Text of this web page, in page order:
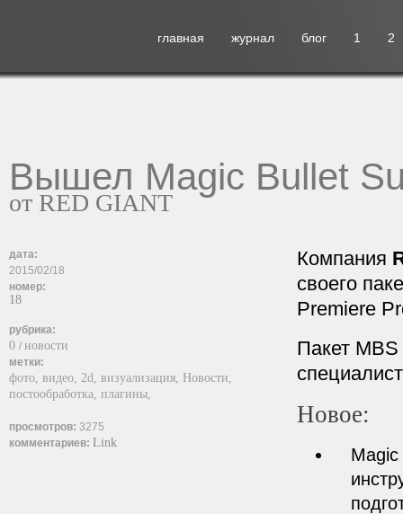
главная журнал блог 1 2
Вышел Magic Bullet
от RED GIANT
дата:
2015/02/18
номер:
18
рубрика:
0 / новости
метки:
фото, видео, 2d, визуализация, Новости,
постообработка, плагины,
просмотров: 3275
комментариев: Link
Компания
своего
Premiere
Пакет
Новое: